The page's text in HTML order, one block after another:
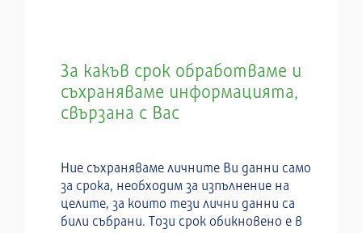
За какъв срок обработваме и
съхраняваме информацията,
свързана с Вас
Ние съхраняваме личните Ви данни само
за срока, необходим за изпълнение на
целите, за които тези лични данни са
били събрани. Този срок обикновено е в